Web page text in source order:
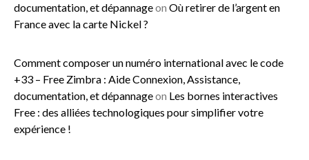
documentation, et dépannageon Où retirer de l’argent en
France avec la carte Nickel ?
Comment composer un numéro international avec le code
+33 – Free Zimbra : Aide Connexion, Assistance,
documentation, et dépannageon Les bornes interactives
Free : des alliées technologiques pour simplifier votre
expérience !